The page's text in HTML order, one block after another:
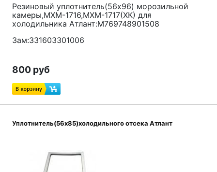
Резиновый уплотнитель(56x96) морозильной
камеры,МХМ-1716,МХМ-1717(ХК) для
холодильника Атлант:M769748901508
Зам:331603301006
800 руб
Уплотнитель(56x85)холодильного отсека Атлант